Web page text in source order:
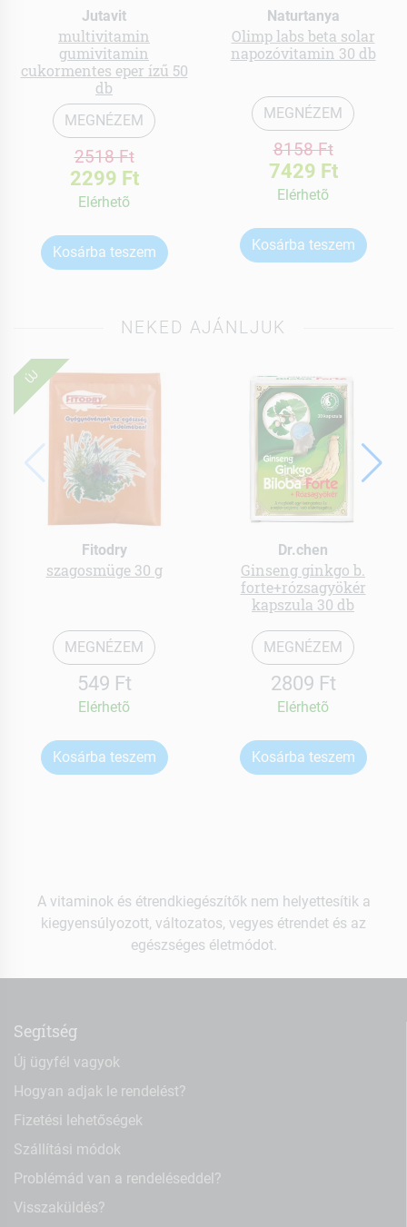
Jutavit
multivitamin
gumivitamin
cukormentes eper ízű 50
db
MEGNÉZEM
2518 Ft
2299 Ft
Elérhetõ
Kosárba teszem
Naturtanya
Olimp labs beta solar
napozóvitamin 30 db
MEGNÉZEM
8158 Ft
7429 Ft
Elérhetõ
Kosárba teszem
NEKED AJÁNLJUK
ÚJ
Fitodry
szagosmüge 30 g
MEGNÉZEM
549 Ft
Elérhetõ
Kosárba teszem
Dr.chen
Ginseng ginkgo b.
forte+rózsagyökér
kapszula 30 db
MEGNÉZEM
2809 Ft
Elérhetõ
Kosárba teszem
A vitaminok és étrendkiegészítők nem helyettesítik a
kiegyensúlyozott, változatos, vegyes étrendet és az
egészséges életmódot.
Segítség
Új ügyfél vagyok
Hogyan adjak le rendelést?
Fizetési lehetőségek
Szállítási módok
Problémád van a rendeléseddel?
Visszaküldés?